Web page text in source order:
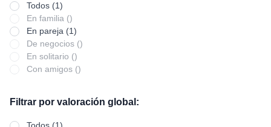
Todos (1)
En familia ()
En pareja (1)
De negocios ()
En solitario ()
Con amigos ()
Filtrar por valoración global: